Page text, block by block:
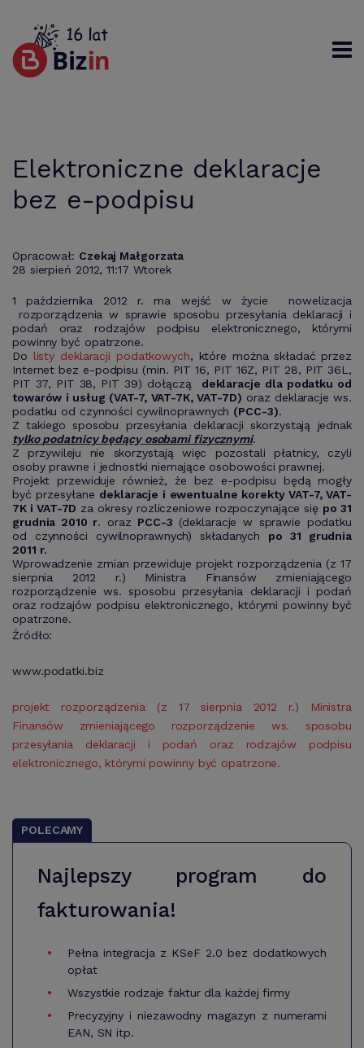
Elektroniczne deklaracje
bez e-podpisu
Opracował: Czekaj Małgorzata
28 sierpień 2012, 11:17 Wtorek
1 października 2012 r. ma wejść w życie nowelizacja
rozporządzenia w sprawie sposobu przesyłania deklaracji i
podań oraz rodzajów podpisu elektronicznego, którymi
powinny być opatrzone.
Do listy deklaracji podatkowych, które można składać przez
Internet bez e-podpisu (min. PIT 16, PIT 16Z, PIT 28, PIT 36L,
PIT 37, PIT 38, PIT 39) dołączą deklaracje dla podatku od
towarów i usług (VAT-7, VAT-7K, VAT-7D) oraz deklaracje ws.
podatku od czynności cywilnoprawnych (PCC-3).
Z takiego sposobu przesyłania deklaracji skorzystają jednak
tylko podatnicy będący osobami fizycznymi.
Z przywileju nie skorzystają więc pozostali płatnicy, czyli
osoby prawne i jednostki niemające osobowości prawnej.
Projekt przewiduje również, że bez e-podpisu będą mogły
być przesyłane deklaracje i ewentualne korekty VAT-7, VAT-
7K i VAT-7D za okresy rozliczeniowe rozpoczynające się po 31
grudnia 2010 r. oraz PCC-3 (deklaracje w sprawie podatku
od czynności cywilnoprawnych) składanych po 31 grudnia
2011 r.
Wprowadzenie zmian przewiduje projekt rozporządzenia (z 17
sierpnia 2012 r.) Ministra Finansów zmieniającego
rozporządzenie ws. sposobu przesyłania deklaracji i podań
oraz rodzajów podpisu elektronicznego, którymi powinny być
opatrzone.
Źródło:
www.podatki.biz
projekt rozporządzenia (z 17 sierpnia 2012 r.) Ministra
Finansów zmieniającego rozporządzenie ws. sposobu
przesyłania deklaracji i podań oraz rodzajów podpisu
elektronicznego, którymi powinny być opatrzone.
POLECAMY
Najlepszy program do
fakturowania!
Pełna integracja z KSeF 2.0 bez dodatkowych
opłat
Wszystkie rodzaje faktur dla każdej firmy
Precyzyjny i niezawodny magazyn z numerami
EAN, SN itp.